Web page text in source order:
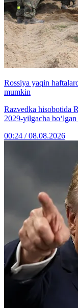
Rossiya yaqin
mumkin
Razvedka hisobotida
2029-yilgacha
00:24 / 08.08.2026